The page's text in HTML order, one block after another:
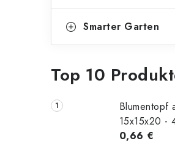
i
e
Smarter Garten
Top 10
Blumentopf
15x15x20 -
0,66 €